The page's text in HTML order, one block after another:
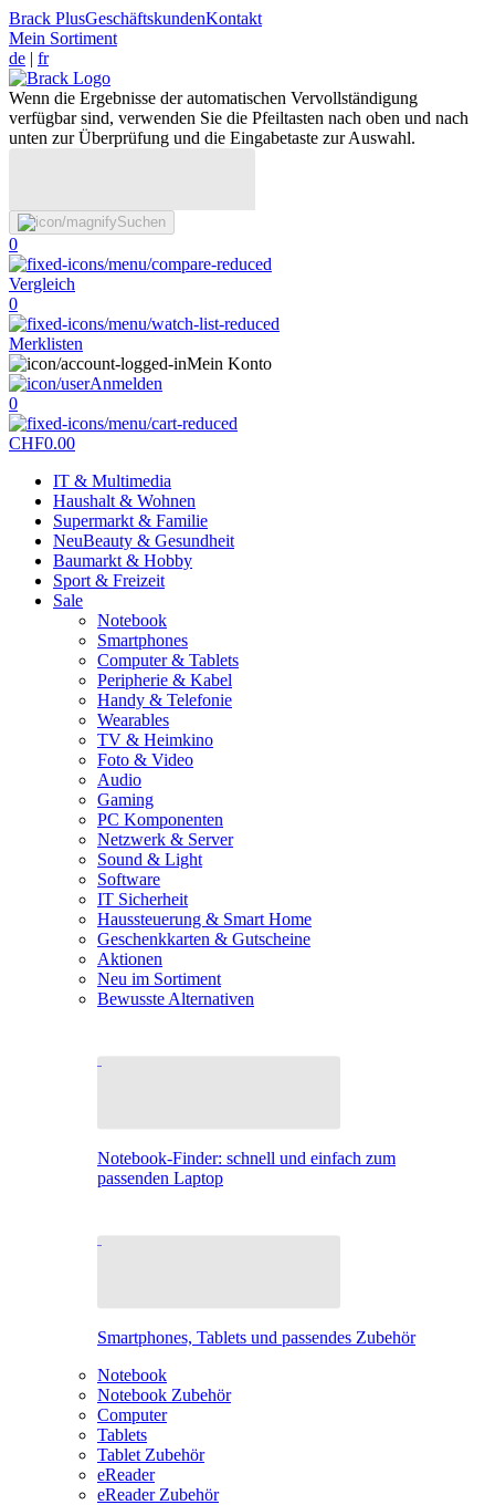
Brack PlusGeschäftskundenKontakt
Mein Sortiment
de | fr
Wenn die Ergebnisse der automatischen Vervollständigung
verfügbar sind, verwenden Sie die Pfeiltasten nach oben und nach
unten zur Überprüfung und die Eingabetaste zur Auswahl.
Suchen
0
Vergleich
0
Merklisten
Mein Konto
Anmelden
0
CHF0.00
IT & Multimedia
Haushalt & Wohnen
Supermarkt & Familie
NeuBeauty & Gesundheit
Baumarkt & Hobby
Sport & Freizeit
Sale
Notebook
Smartphones
Computer & Tablets
Peripherie & Kabel
Handy & Telefonie
Wearables
TV & Heimkino
Foto & Video
Audio
Gaming
PC Komponenten
Netzwerk & Server
Sound & Light
Software
IT Sicherheit
Haussteuerung & Smart Home
Geschenkkarten & Gutscheine
Aktionen
Neu im Sortiment
Bewusste Alternativen
Notebook-Finder: schnell und einfach zum
passenden Laptop
Smartphones, Tablets und passendes Zubehör
Notebook
Notebook Zubehör
Computer
Tablets
Tablet Zubehör
eReader
eReader Zubehör